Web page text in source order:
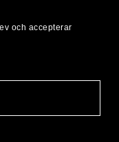
och accepterar